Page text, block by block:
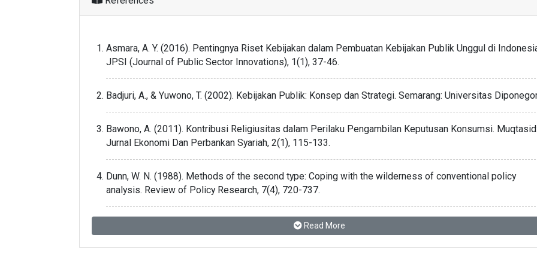
Asmara, A. Y. (2016). Pentingnya Riset Kebijakan dalam Pembuatan Kebijakan Publik Unggul di
JPSI (Journal of Public Sector Innovations), 1(1), 37-46.
Badjuri, A., & Yuwono, T. (2002). Kebijakan Publik: Konsep dan Strategi. Semarang: Universitas
Bawono, A. (2011). Kontribusi Religiusitas dalam Perilaku Pengambilan Keputusan Konsumsi. Muqtasid:
Jurnal Ekonomi Dan Perbankan Syariah, 2(1), 115-133.
Dunn, W. N. (1988). Methods of the second type: Coping with the wilderness of conventional policy
analysis. Review of Policy Research, 7(4), 720-737.
Fernandes, R. (2018). Adaptasi Sekolah Terhadap Kebijakan Pendidikan Inklusif. Jurnal Socius: Journal of
Sociology Research and Education, 4(2), 119-125.
Read More